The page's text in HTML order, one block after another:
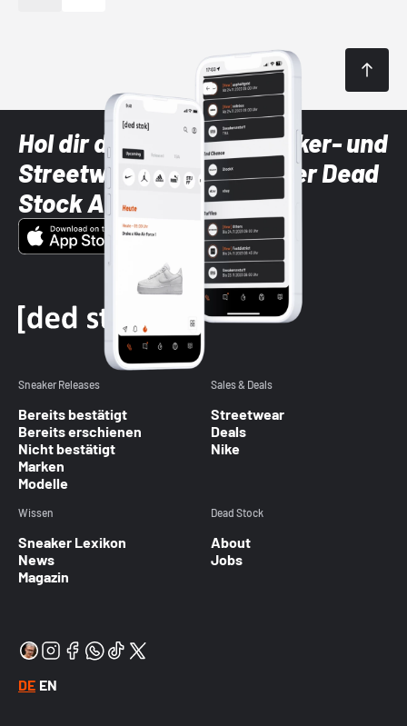
Hol dir die neuesten Sneaker- und
Streetwear-Brands mit der Dead
Stock App
Sneaker Releases
Bereits bestätigt
Bereits erschienen
Nicht bestätigt
Marken
Modelle
Sales & Deals
Streetwear
Deals
Nike
Wissen
Sneaker Lexikon
News
Magazin
Dead Stock
About
Jobs
DE EN